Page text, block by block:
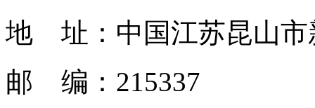
地 址：中国江苏昆山市
邮 编：215337